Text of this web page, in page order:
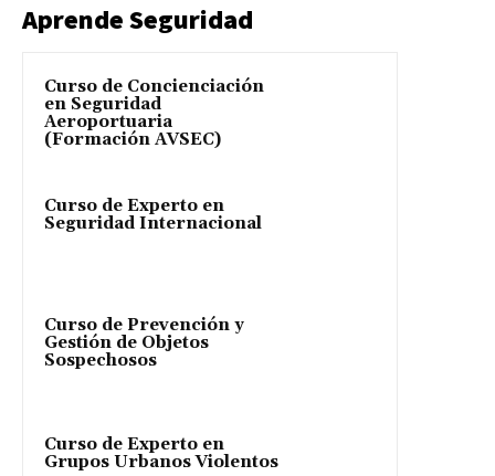
Aprende Seguridad
Curso de Concienciación
en Seguridad
Aeroportuaria
(Formación AVSEC)
Curso de Experto en
Seguridad Internacional
Curso de Prevención y
Gestión de Objetos
Sospechosos
Curso de Experto en
Grupos Urbanos Violentos